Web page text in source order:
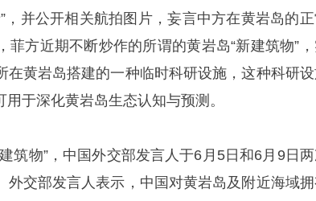
，并公开相关航拍图片，妄言中方在黄岩岛的
菲方近期不断炒作的所谓的黄岩岛“新建筑物”
在黄岩岛搭建的一种临时科研设施，这种科研
于深化黄岩岛生态认知与预测。
筑物”，中国外交部发言人于6月5日和6月9日
外交部发言人表示，中国对黄岩岛及附近海域